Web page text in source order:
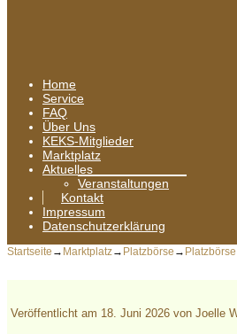
Home
Service
FAQ
Über Uns
KEKS-Mitglieder
Marktplatz
Aktuelles
Veranstaltungen
Kontakt
Impressum
Datenschutzerklärung
Startseite → Marktplatz→ Platzbörse →
Veröffentlicht am 18. Juni 2026 vonJoelle